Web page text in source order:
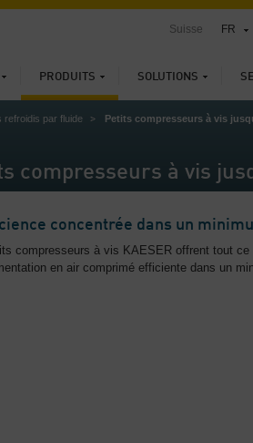
PRODUITS SOLUTIONS
Suisse FR
par fluide Petits compresseurs à vis
compresseurs à vis
concentrée dans un
compresseurs à vis KAESER offrent tout
en air comprimé efficiente dans un